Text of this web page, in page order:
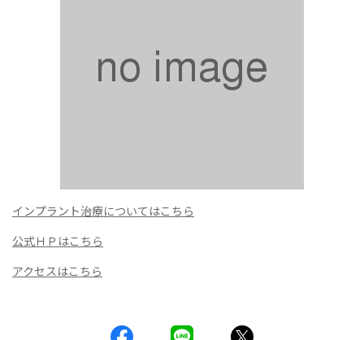
インプラント治療についてはこちら
公式ＨＰはこちら
アクセスはこちら